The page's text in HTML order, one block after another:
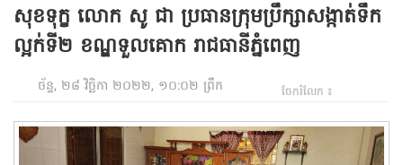
សុខទុក្ខ លោក សូ ជា ប្រធានក្រុមប្រឹក្សាសង្កាត់ទឹក
ល្អក់ទី២ ខណ្ឌទួលគោក រាជធានីភ្នំពេញ
ច័ន្ទ, ២៨ វិច្ឆិកា ២០២២, ១០:០២ ព្រឹក ចែករំលែក ៖